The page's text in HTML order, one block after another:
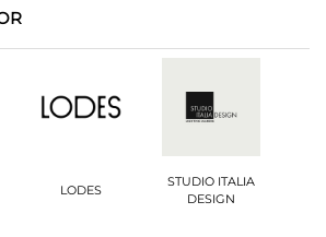
LODES
STUDIO ITALIA
DESIGN